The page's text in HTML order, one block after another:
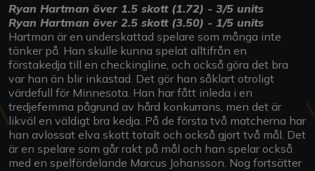
Ryan Hartman över 1.5 skott (1.72) - 3/5 units
Ryan Hartman över 2.5 skott (3.50) - 1/5 units
Hartman är en underskattad spelare som många inte
tänker på. Han skulle kunna spelat alltifrån en
förstakedja till en checkingline, och också göra det bra
var han än blir inkastad. Det gör han såklart otroligt
värdefull för Minnesota. Han har fått inleda i en
tredjefemma pågrund av hård konkurrans, men det är
likväl en väldigt bra kedja. På de första två matcherna har
han avlossat elva skott totalt och också gjort två mål. Det
är en spelare som går rakt på mål och han spelar också
med en spelfördelande Marcus Johansson. Nog fortsätter